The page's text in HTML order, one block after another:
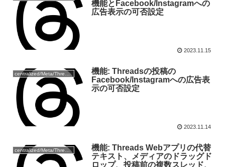
機能とFacebook/Instagramへの
広告表示の可否設定
2023.11.15
centralized/Meta/Threads
機能: Threadsの投稿の
Facebook/Instagramへの広告表
示の可否設定
2023.11.14
centralized/Meta/Threads
機能: Threads Webアプリの代替
テキスト、メディアのドラッグド
ロップ、投稿前の複数スレッド、